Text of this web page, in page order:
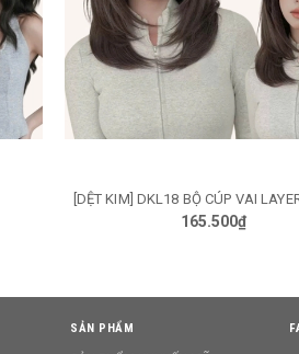
TÙY CHỌN
[DỆT KIM] DKL18 BỘ CÚP VAI
165.500₫
SẢN PHẨM